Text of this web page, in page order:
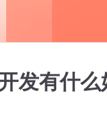
发有什么